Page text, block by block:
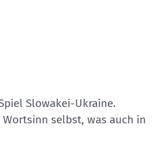
Slowakei-Ukraine.
selbst, was auch in